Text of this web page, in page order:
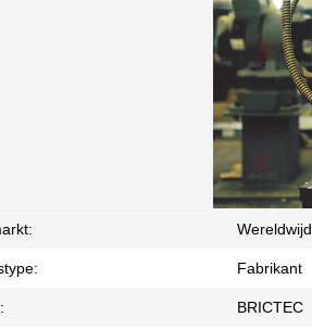
Wereldwijd
Fabrikant
BRICTEC